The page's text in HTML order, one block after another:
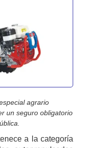
agrario
un seguro obligatorio
a la categoría